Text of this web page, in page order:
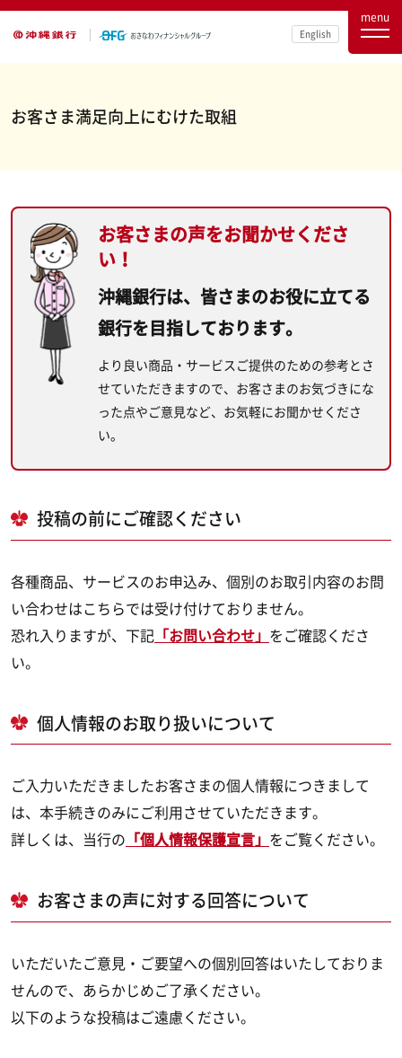
English
menu
お客さま満足向上にむけた取組
お客さまの声をお聞かせくださ
い！
沖縄銀行は、皆さまのお役に立てる
銀行を目指しております。
より良い商品・サービスご提供のための参考とさ
せていただきますので、お客さまのお気づきにな
った点やご意見など、お気軽にお聞かせくださ
い。
投稿の前にご確認ください
各種商品、サービスのお申込み、個別のお取引内容のお問
い合わせはこちらでは受け付けておりません。
恐れ入りますが、下記 「お問い合わせ」 をご確認くださ
い。
個人情報のお取り扱いについて
ご入力いただきましたお客さまの個人情報につきまして
は、本手続きのみにご利用させていただきます。
詳しくは、当行の 「個人情報保護宣言」 をご覧ください。
お客さまの声に対する回答について
いただいたご意見・ご要望への個別回答はいたしておりま
せんので、あらかじめご了承ください。
以下のような投稿はご遠慮ください。